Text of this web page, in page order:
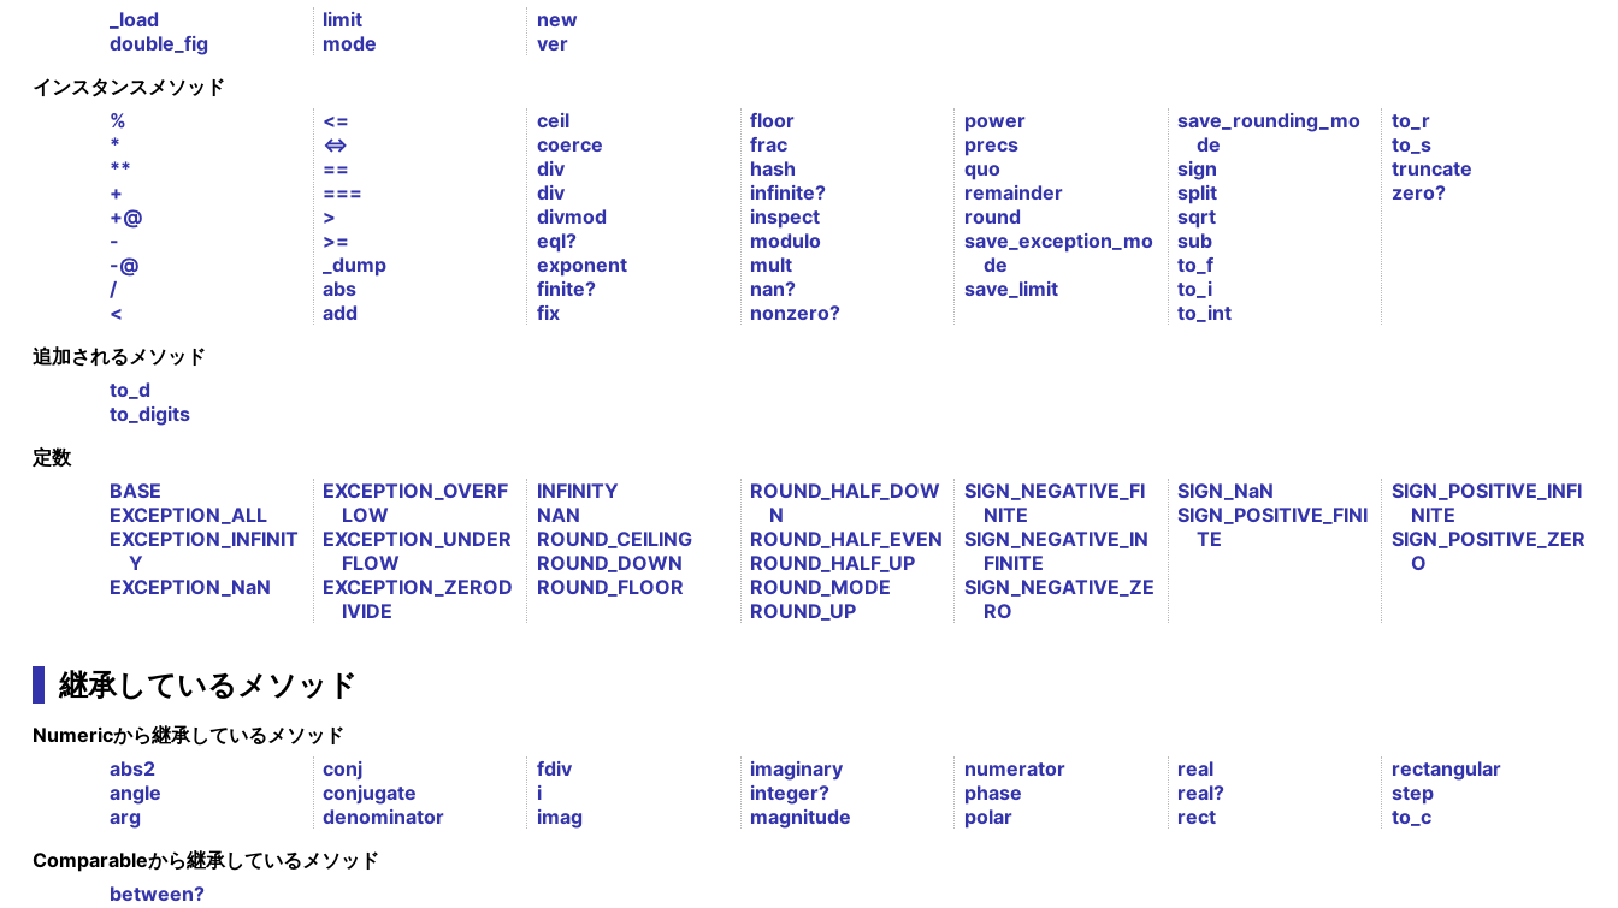
_load
double_fig
limit
mode
new
ver
インスタンスメソッド
%
*
**
+
+@
-
-@
/
<
<=
<=>
==
===
>
>=
_dump
abs
add
ceil
coerce
div
div
divmod
eql?
exponent
finite?
fix
floor
frac
hash
infinite?
inspect
modulo
mult
nan?
nonzero?
power
precs
quo
remainder
round
save_exception_mo
de
save_limit
save_rounding_mo
de
sign
split
sqrt
sub
to_f
to_i
to_int
to_r
to_s
truncate
zero?
追加されるメソッド
to_d
to_digits
定数
BASE
EXCEPTION_ALL
EXCEPTION_INFINIT
Y
EXCEPTION_NaN
EXCEPTION_OVERF
LOW
EXCEPTION_UNDER
FLOW
EXCEPTION_ZEROD
IVIDE
INFINITY
NAN
ROUND_CEILING
ROUND_DOWN
ROUND_FLOOR
ROUND_HALF_DOW
N
ROUND_HALF_EVEN
ROUND_HALF_UP
ROUND_MODE
ROUND_UP
SIGN_NEGATIVE_FI
NITE
SIGN_NEGATIVE_IN
FINITE
SIGN_NEGATIVE_ZE
RO
SIGN_NaN
SIGN_POSITIVE_FINI
TE
SIGN_POSITIVE_INFI
NITE
SIGN_POSITIVE_ZER
O
継承しているメソッド
Numericから継承しているメソッド
abs2
angle
arg
conj
conjugate
denominator
fdiv
i
imag
imaginary
integer?
magnitude
numerator
phase
polar
real
real?
rect
rectangular
step
to_c
Comparableから継承しているメソッド
between?